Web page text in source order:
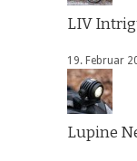
LIV
19. Februar
Lupine